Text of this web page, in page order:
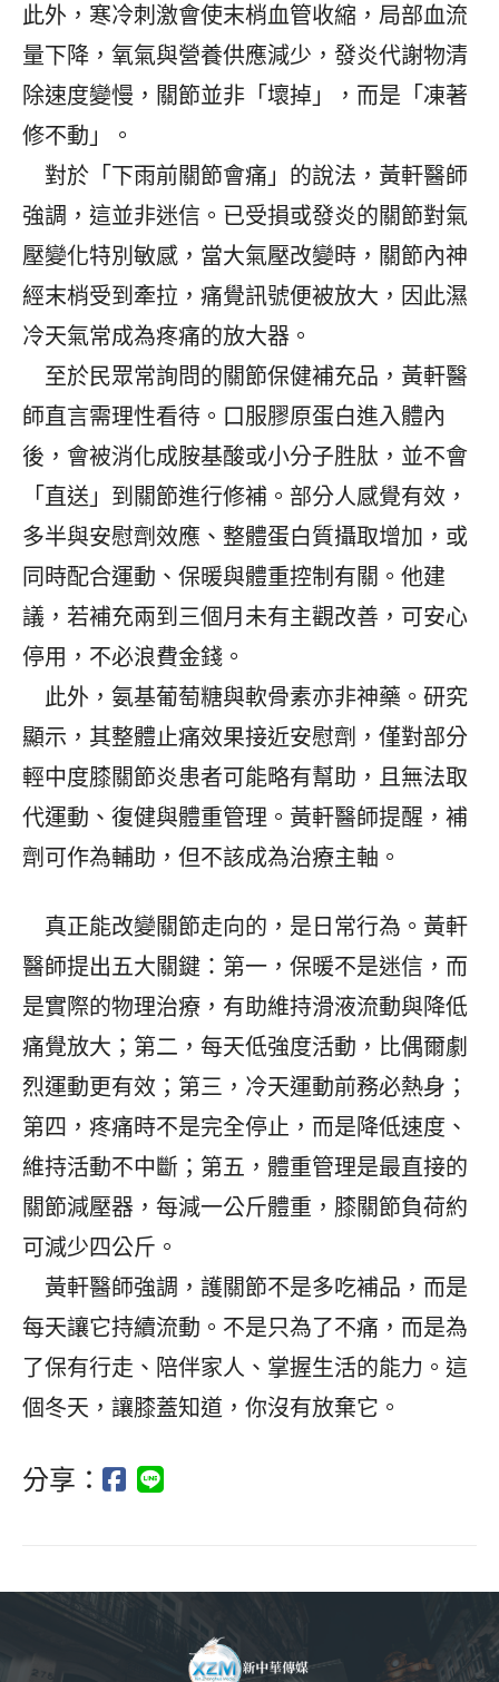
此外，寒冷刺激會使末梢血管收縮，局部血流
量下降，氧氣與營養供應減少，發炎代謝物清
除速度變慢，關節並非「壞掉」，而是「凍著
修不動」。
對於「下雨前關節會痛」的說法，黃軒醫師
強調，這並非迷信。已受損或發炎的關節對氣
壓變化特別敏感，當大氣壓改變時，關節內神
經末梢受到牽拉，痛覺訊號便被放大，因此濕
冷天氣常成為疼痛的放大器。
至於民眾常詢問的關節保健補充品，黃軒醫
師直言需理性看待。口服膠原蛋白進入體內
後，會被消化成胺基酸或小分子胜肽，並不會
「直送」到關節進行修補。部分人感覺有效，
多半與安慰劑效應、整體蛋白質攝取增加，或
同時配合運動、保暖與體重控制有關。他建
議，若補充兩到三個月未有主觀改善，可安心
停用，不必浪費金錢。
此外，氨基葡萄糖與軟骨素亦非神藥。研究
顯示，其整體止痛效果接近安慰劑，僅對部分
輕中度膝關節炎患者可能略有幫助，且無法取
代運動、復健與體重管理。黃軒醫師提醒，補
劑可作為輔助，但不該成為治療主軸。
真正能改變關節走向的，是日常行為。黃軒
醫師提出五大關鍵：第一，保暖不是迷信，而
是實際的物理治療，有助維持滑液流動與降低
痛覺放大；第二，每天低強度活動，比偶爾劇
烈運動更有效；第三，冷天運動前務必熱身；
第四，疼痛時不是完全停止，而是降低速度、
維持活動不中斷；第五，體重管理是最直接的
關節減壓器，每減一公斤體重，膝關節負荷約
可減少四公斤。
黃軒醫師強調，護關節不是多吃補品，而是
每天讓它持續流動。不是只為了不痛，而是為
了保有行走、陪伴家人、掌握生活的能力。這
個冬天，讓膝蓋知道，你沒有放棄它。
分享：